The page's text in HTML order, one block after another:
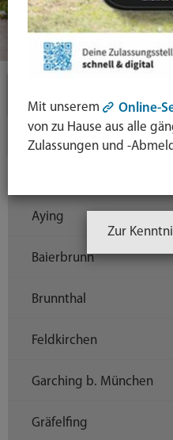
Gemeinden und Städte
Aying
Baierbrunn
Brunnthal
Feldkirchen
Garching b. München
Gräfelfing
Mit unserem Online-
von zu Hause aus alle
Zulassungen und -
Zur